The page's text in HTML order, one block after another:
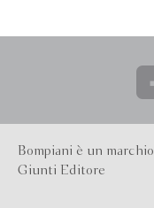
Bompiani è un marchio
Giunti Editore